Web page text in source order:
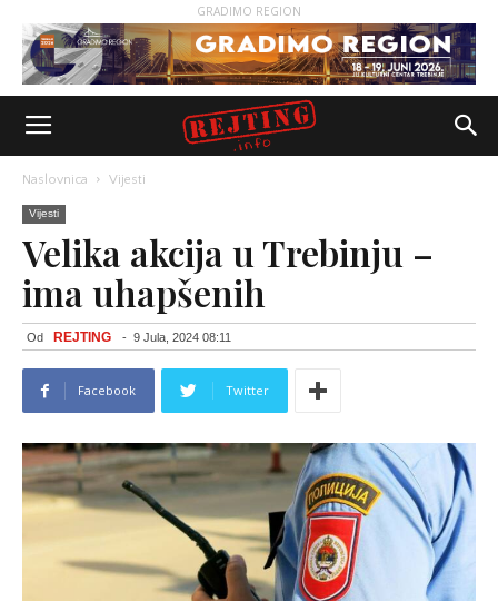
GRADIMO REGION
Naslovnica Vijesti
Vijesti
Velika akcija u Trebinju –
ima uhapšenih
Od REJTING - 9 Jula, 2024 08:11
Facebook Twitter